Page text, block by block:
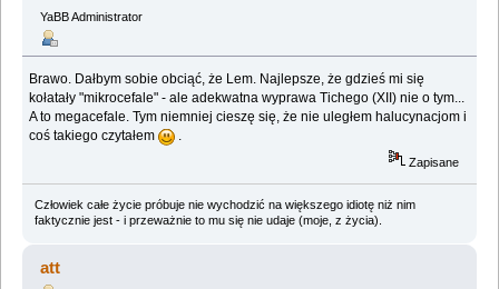
YaBB Administrator
Brawo. Dałbym sobie obciąć, że Lem. Najlepsze, że gdzieś mi się
kołatały "mikrocefale" - ale adekwatna wyprawa Tichego (XII) nie o tym...
A to megacefale. Tym niemniej cieszę się, że nie uległem halucynacjom i
coś takiego czytałem
.
Zapisane
Człowiek całe życie próbuje nie wychodzić na większego idiotę niż nim
faktycznie jest - i przeważnie to mu się nie udaje (moje, z życia).
att